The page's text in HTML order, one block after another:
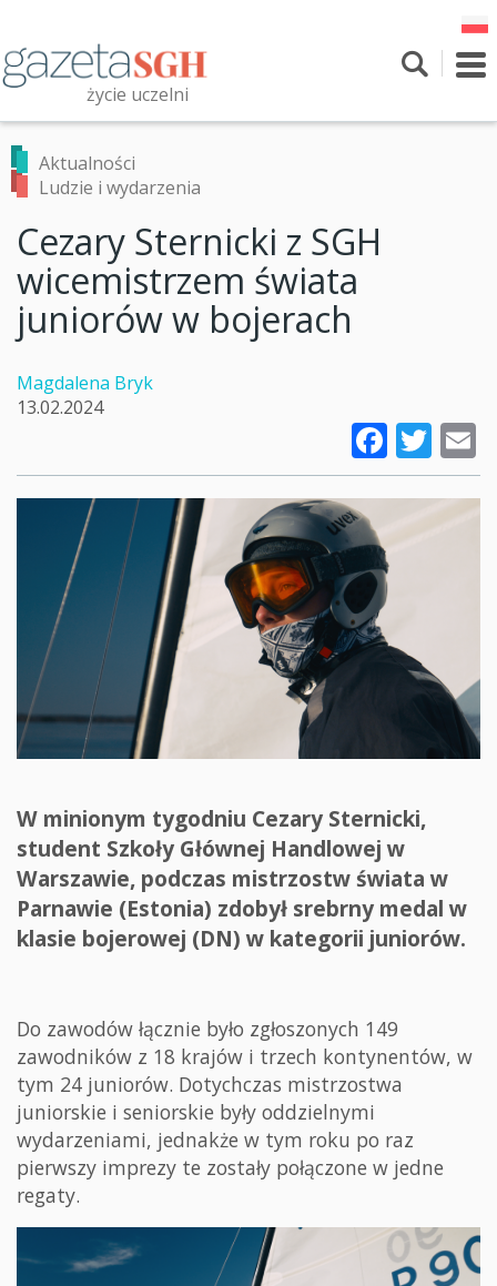
treści
życie uczelni
Przeszukaj witrynę
Aktualności
Ludzie i wydarzenia
Cezary Sternicki z SGH
wicemistrzem świata
juniorów w bojerach
Magdalena Bryk
13.02.2024
W minionym tygodniu Cezary Sternicki,
student Szkoły Głównej Handlowej w
Warszawie, podczas mistrzostw świata w
Parnawie (Estonia) zdobył srebrny medal w
klasie bojerowej (DN) w kategorii juniorów.
Do zawodów łącznie było zgłoszonych 149
zawodników z 18 krajów i trzech kontynentów, w
tym 24 juniorów. Dotychczas mistrzostwa
juniorskie i seniorskie były oddzielnymi
wydarzeniami, jednakże w tym roku po raz
pierwszy imprezy te zostały połączone w jedne
regaty.